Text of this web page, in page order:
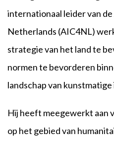
internationaal leider van
Netherlands (AIC4NL)
strategie van het land te
normen te bevorderen
landschap van
Hij heeft meegewerkt aan
op het gebied van